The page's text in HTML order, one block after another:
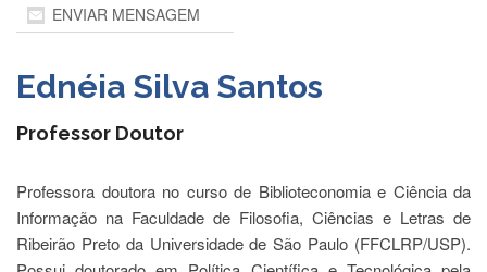
Comissões
Curricularização
Extensão
Calendário
e
Horários
ENVIAR MENSAGEM
Ednéia Silva Santos
Professor Doutor
Professora doutora no curso de Biblioteconomia e Ciência da
Informação na Faculdade de Filosofia, Ciências e Letras de
Ribeirão Preto da Universidade de São Paulo (FFCLRP/USP).